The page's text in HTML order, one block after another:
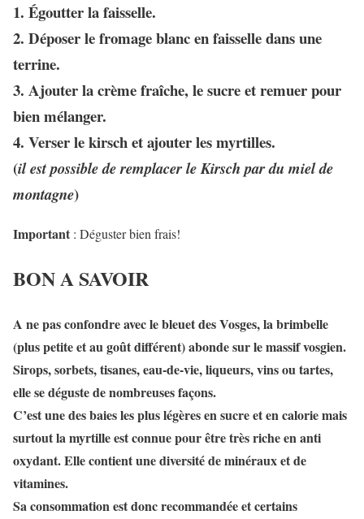
1. Égoutter la faisselle.
2. Déposer le fromage blanc en faisselle dans une
terrine.
3. Ajouter la crème fraîche, le sucre et remuer pour
bien mélanger.
4. Verser le kirsch et ajouter les myrtilles.
(il est possible de remplacer le Kirsch par du miel de
montagne)
Important : Déguster bien frais!
BON A SAVOIR
A ne pas confondre avec le bleuet des Vosges, la brimbelle
(plus petite et au goût différent) abonde sur le massif vosgien.
Sirops, sorbets, tisanes, eau-de-vie, liqueurs, vins ou tartes,
elle se déguste de nombreuses façons.
C’est une des baies les plus légères en sucre et en caloriemais
surtout la myrtille est connue pour être trèsriche en anti
oxydant. Elle contient une diversité de minéraux et de
vitamines.
Sa consommation est donc recommandée et certains